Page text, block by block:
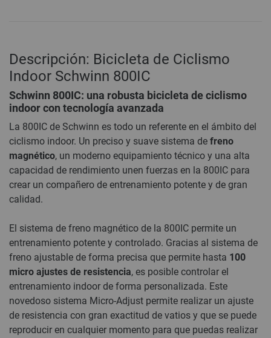
Descripción: Bicicleta de Ciclismo
Indoor Schwinn 800IC
Schwinn 800IC: una robusta bicicleta de ciclismo
indoor con tecnología avanzada
La 800IC de Schwinn es todo un referente en el ámbito del
ciclismo indoor. Un preciso y suave sistema de freno
magnético, un moderno equipamiento técnico y una alta
capacidad de rendimiento unen fuerzas en la 800IC para
crear un compañero de entrenamiento potente y de gran
calidad.
El sistema de freno magnético de la 800IC permite un
entrenamiento potente y controlado. Gracias al sistema de
freno ajustable de forma precisa que permite hasta 100
micro ajustes de resistencia, es posible controlar el
entrenamiento indoor de forma personalizada. Este
novedoso sistema Micro-Adjust permite realizar un ajuste
de resistencia con gran exactitud de vatios y que se puede
reproducir en cualquier momento para que puedas realizar